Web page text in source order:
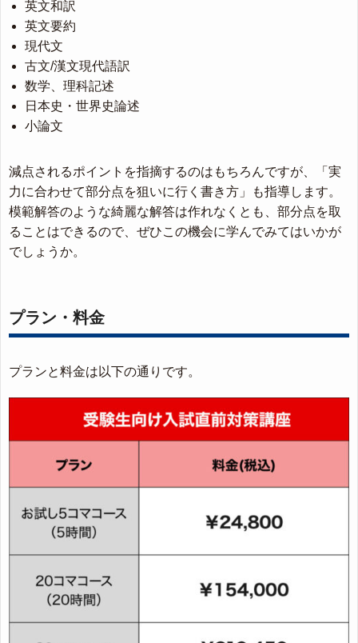
英文和訳
英文要約
現代文
古文/漢文現代語訳
数学、理科記述
日本史・世界史論述
小論文
減点されるポイントを指摘するのはもちろんですが、「実
力に合わせて部分点を狙いに行く書き方」も指導します。
模範解答のような綺麗な解答は作れなくとも、部分点を取
ることはできるので、ぜひこの機会に学んでみてはいかが
でしょうか。
プラン・料金
プランと料金は以下の通りです。